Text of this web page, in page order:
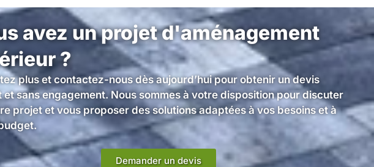
avez un projet d'aménagement
?
plus et contactez-nous dès aujourd’hui pour obtenir un devis
et sans engagement. Nous sommes à votre disposition pour discuter
projet et vous proposer des solutions adaptées à vos besoins et à
Demander un devis